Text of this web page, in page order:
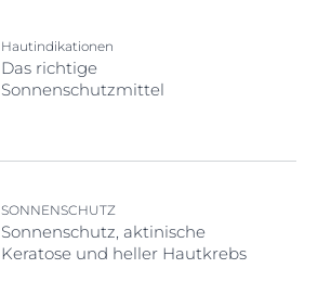
Hautindikationen
Das richtige
Sonnenschutzmittel
SONNENSCHUTZ
Sonnenschutz, aktinische
Keratose und heller Hautkrebs